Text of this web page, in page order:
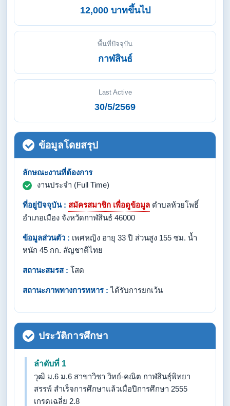
12,000 บาทขึ้นไป
พื้นที่ปัจจุบัน
กาฬสินธ์
Last Active
30/5/2569
ข้อมูลโดยสรุป
ลักษณะงานที่ต้องการ
งานประจำ (Full Time)
ที่อยู่ปัจจุบัน : สมัครสมาชิก เพื่อดูข้อมูล ตำบลห้วยโพธิ์
อำเภอเมือง จังหวัดกาฬสินธ์ 46000
ข้อมูลส่วนตัว : เพศหญิง อายุ 33 ปี ส่วนสูง 155 ซม. น้ำ
หนัก 45 กก. สัญชาติไทย
สถานะสมรส : โสด
สถานะภาพทางการทหาร : ได้รับการยกเว้น
ประวัติการศึกษา
ลำดับที่ 1
วุฒิ ม.6 ม.6 สาขาวิชา วิทย์-คณิต กาฬสินธุ์พิทยา
สรรพ์ สำเร็จการศึกษาแล้วเมื่อปีการศึกษา 2555
เกรดเฉลี่ย 2.8